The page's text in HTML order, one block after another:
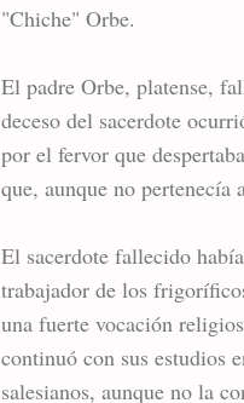
"Chiche" Orbe.
El padre Orbe, platense,
deceso del sacerdote
por el fervor que
que, aunque no
El sacerdote fallecido
trabajador de los
una fuerte vocación
continuó con sus estudios
salesianos, aunque no la